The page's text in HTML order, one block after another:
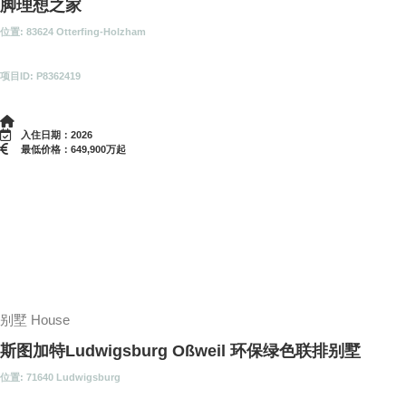
脚理想之家
位置: 83624 Otterfing-Holzham
项目ID: P8362419
入住日期：2026
最低价格：649,900万起
别墅 House
斯图加特Ludwigsburg Oßweil 环保绿色联排别墅
位置: 71640 Ludwigsburg